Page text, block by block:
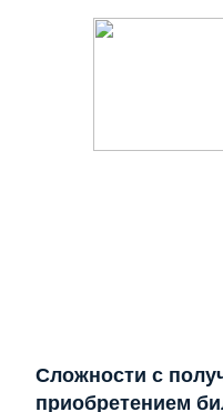
Сложности с
приобретением